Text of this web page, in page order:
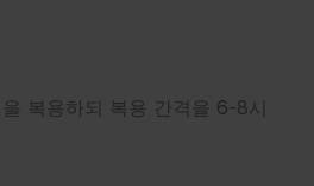
복용하되 복용 간격을 6-8시